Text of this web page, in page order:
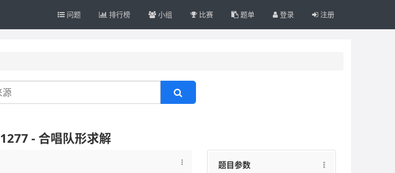
问题 排行榜 小组 比赛 题单 登录 注册
1277 - 合唱队形求解
题目参数